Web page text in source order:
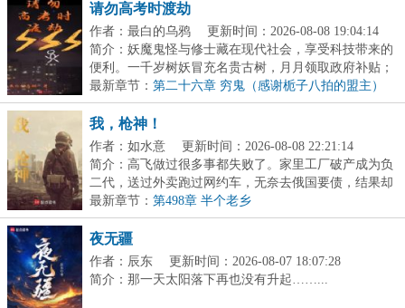
请勿高考时渡劫
作者：最白的乌鸦
更新时间：2026-08-08 19:04:14
简介：妖魔鬼怪与修士藏在现代社会，享受科技带来的
便利。一千岁树妖冒充名贵古树，月月领取政府补贴；
八...
最新章节： 第二十六章 穷鬼（感谢栀子八拍的盟主）
我，枪神！
作者：如水意
更新时间：2026-08-08 22:21:14
简介：高飞做过很多事都失败了。家里工厂破产成为负
二代，送过外卖跑过网约车，无奈去俄国要债，结果却
被...
最新章节： 第498章 半个老乡
夜无疆
作者：辰东
更新时间：2026-08-07 18:07:28
简介：那一天太阳落下再也没有升起……...